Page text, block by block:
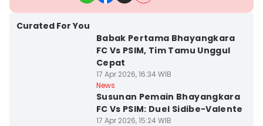
Curated For You
Babak Pertama Bhayangkara
FC Vs PSIM, Tim Tamu Unggul
Cepat
17 Apr 2026, 16:34 WIB
News
Susunan Pemain Bhayangkara
FC Vs PSIM: Duel Sidibe-Valente
17 Apr 2026, 15:24 WIB